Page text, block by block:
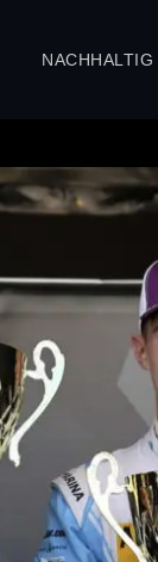
NACHHALTIG